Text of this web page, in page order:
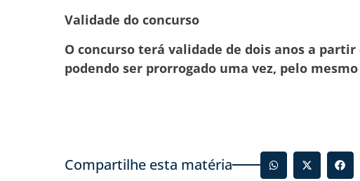
Validade do concurso
O concurso terá validade de dois anos a
podendo ser prorrogado uma vez, pelo
Compartilhe esta matéria